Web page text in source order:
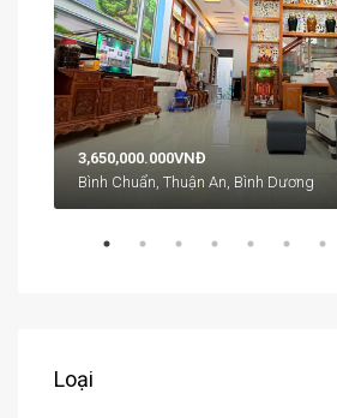
3,650,000.000VNĐ
Bình Chuẩn, Thuận An, Bình Dương
Loại